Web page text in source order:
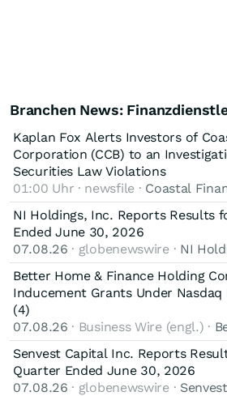
Branchen News:
Kaplan Fox Alerts Investors of
Corporation (CCB) to an
Securities Law Violations
01:00 Uhr · newsfile · Coastal
NI Holdings, Inc. Reports Results
Ended June 30, 2026
07.08.26 · globenewswire · NI
Better Home & Finance Holding
Inducement Grants Under
(4)
07.08.26 · Business Wire (engl.) ·
Senvest Capital Inc. Reports
Quarter Ended June 30, 2026
07.08.26 · globenewswire ·